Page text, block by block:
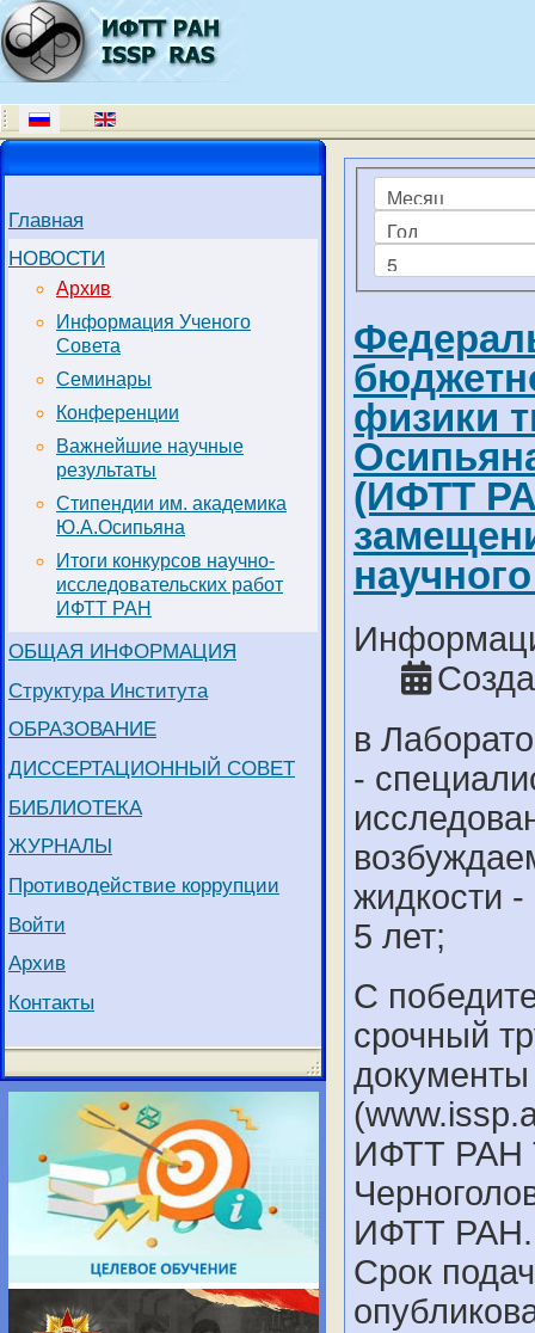
Главная
НОВОСТИ
Архив
Информация Ученого
Совета
Семинары
Конференции
Важнейшие научные
результаты
Стипендии им. академика
Ю.А.Осипьяна
Итоги конкурсов научно-
исследовательских работ
ИФТТ РАН
ОБЩАЯ ИНФОРМАЦИЯ
Структура Института
ОБРАЗОВАНИЕ
ДИССЕРТАЦИОННЫЙ СОВЕТ
БИБЛИОТЕКА
ЖУРНАЛЫ
Противодействие коррупции
Войти
Архив
Контакты
Фильтры
Месяц
Год
Кол-во строк:
физики
(ИФТТ
в
-
жидкости -
5 лет;
С
срочный
ИФТТ РАН
ИФТТ РАН.
Срок